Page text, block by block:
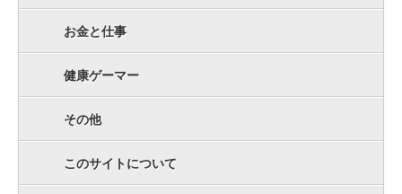
お金と仕事
健康ゲーマー
その他
このサイトについて